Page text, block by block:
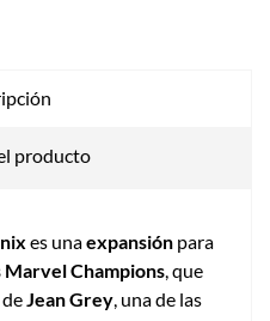
producto
es unaexpansión para
Marvel Champions, que
Jean Grey, una de las